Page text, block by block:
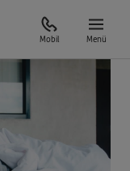
Mobil Menü